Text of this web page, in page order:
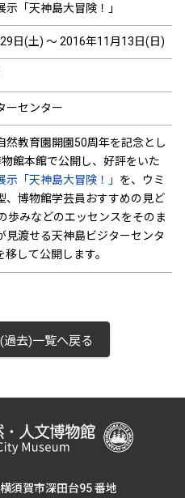
示「天神島大冒険！」
日(土) ～ 2016年11月13日(日)
ーセンター
然教育園開園50周年を記念とし
館本館で公開し、好評をいた
示「天神島大冒険！」 を、ウミ
、博物館学芸員おすすめの見ど
歩みなどのエッセンスをそのま
見渡せる天神島ビジターセンタ
移して公開します。
過去)一覧へ戻る
須賀市深田台95 番地